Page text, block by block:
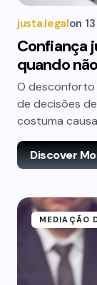
justa.legalon
Confiança
quando
O desconforto
de decisões
costuma
Discover
MEDIAÇÃO